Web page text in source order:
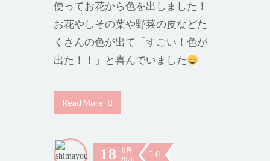
使ってお花から色を出しました！
お花やしその葉や野菜の皮などた
くさんの色が出て「すごい！色が
出た！！」と喜んでいました
Read More
18
6月
0